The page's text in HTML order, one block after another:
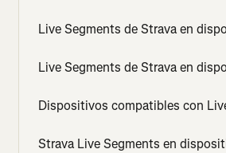
Live Segments de Strava en
Live Segments de Strava en
Dispositivos compatibles con
Strava Live Segments en